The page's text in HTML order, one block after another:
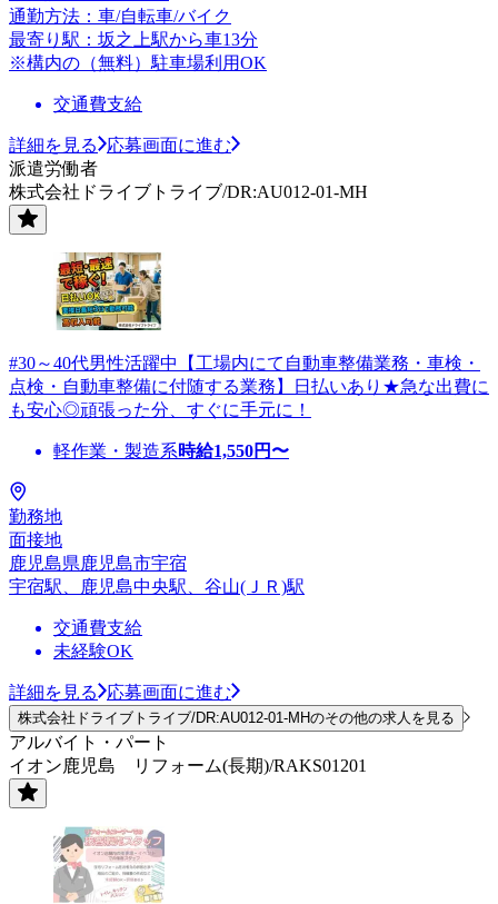
通勤方法：車/自転車/バイク
最寄り駅：坂之上駅から車13分
※構内の（無料）駐車場利用OK
交通費支給
詳細を見る
応募画面に進む
派遣労働者
株式会社ドライブトライブ/DR:AU012-01-MH
#30～40代男性活躍中【工場内にて自動車整備業務・車検・
点検・自動車整備に付随する業務】日払いあり★急な出費に
も安心◎頑張った分、すぐに手元に！
軽作業・製造系時給1,550円〜
勤務地
面接地
鹿児島県鹿児島市宇宿
宇宿駅、鹿児島中央駅、谷山(ＪＲ)駅
交通費支給
未経験OK
詳細を見る 応募画面に進む
株式会社ドライブトライブ/DR:AU012-01-MHのその他の求人を見る
アルバイト・パート
イオン鹿児島 リフォーム(長期)/RAKS01201